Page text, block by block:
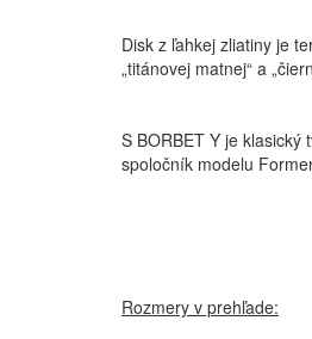
Disk z ľahkej zliatiny je
„titánovej matnej“ a
S BORBET Y je
spoločník modelu
Rozmery v prehľade: